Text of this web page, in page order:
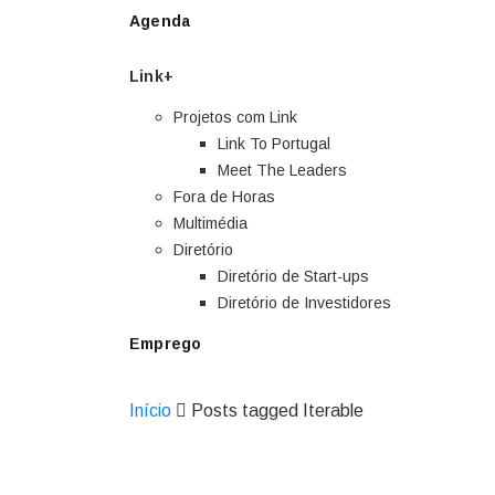
Agenda
Link+
Projetos com Link
Link To Portugal
Meet The Leaders
Fora de Horas
Multimédia
Diretório
Diretório de Start-ups
Diretório de Investidores
Emprego
Início Posts tagged Iterable